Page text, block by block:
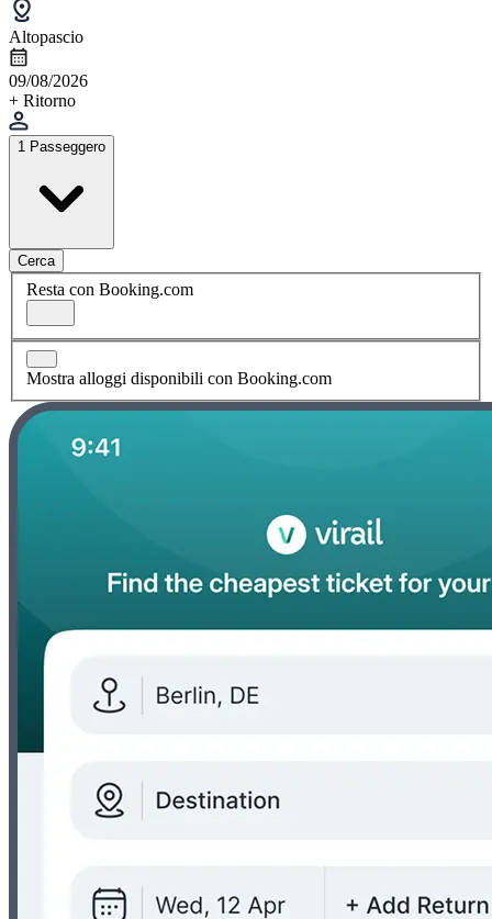
Altopascio
09/08/2026
+ Ritorno
1 Passeggero
Cerca
Resta con Booking.com
Mostra alloggi disponibili con Booking.com